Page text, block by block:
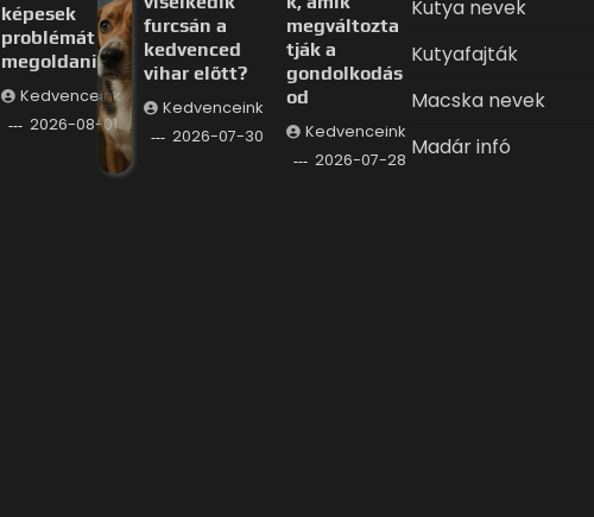
képesek
problémát
megoldani
Kedvenceink
2026-08-01
furcsán a
kedvenced
vihar előtt?
Kedvenceink
2026-07-30
megváltozta
tják a
gondolkodás
od
Kedvenceink
2026-07-28
Kutya nevek
Kutyafajták
Macska nevek
Madár infó